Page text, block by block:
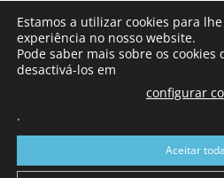
SOBRE
Com sede nas Caldas da
a sul de distrito de Leiria, com
toda a região Oeste. Jornal
Continental e
Estamos a utilizar cookies para
experiência no nosso website.
Pode saber mais sobre os
desactivá-los em
configurar
.
Aceitar